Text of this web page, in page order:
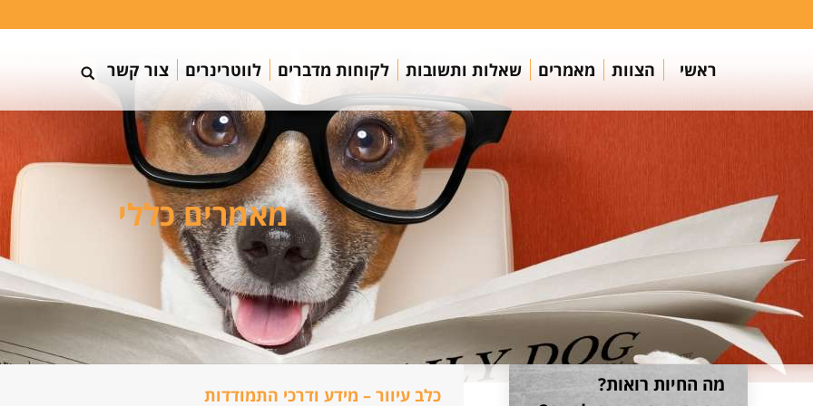
ראשי הצוות מאמרים שאלות ותשובות לקוחות מדברים לווטרינרים צור קשר
מאמרים כללי
כלב עיוור – מידע ודרכי התמודדות
מה החיות רואות?